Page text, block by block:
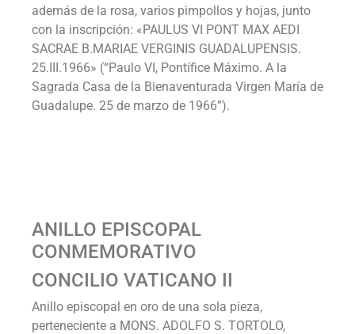
además de la rosa, varios pimpollos y hojas, junto
con la inscripción: «PAULUS VI PONT MAX AEDI
SACRAE B.MARIAE VERGINIS GUADALUPENSIS.
25.III.1966» (“Paulo VI, Pontífice Máximo. A la
Sagrada Casa de la Bienaventurada Virgen María de
Guadalupe. 25 de marzo de 1966”).
ANILLO EPISCOPAL
CONMEMORATIVO
CONCILIO VATICANO II
Anillo episcopal en oro de una sola pieza,
perteneciente a MONS. ADOLFO S. TORTOLO,